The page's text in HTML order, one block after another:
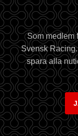
Som medlem
Svensk
spara alla